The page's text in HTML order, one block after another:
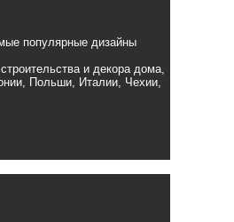
популярные дизайны
и декора дома,
Польши, Италии, Чехии,